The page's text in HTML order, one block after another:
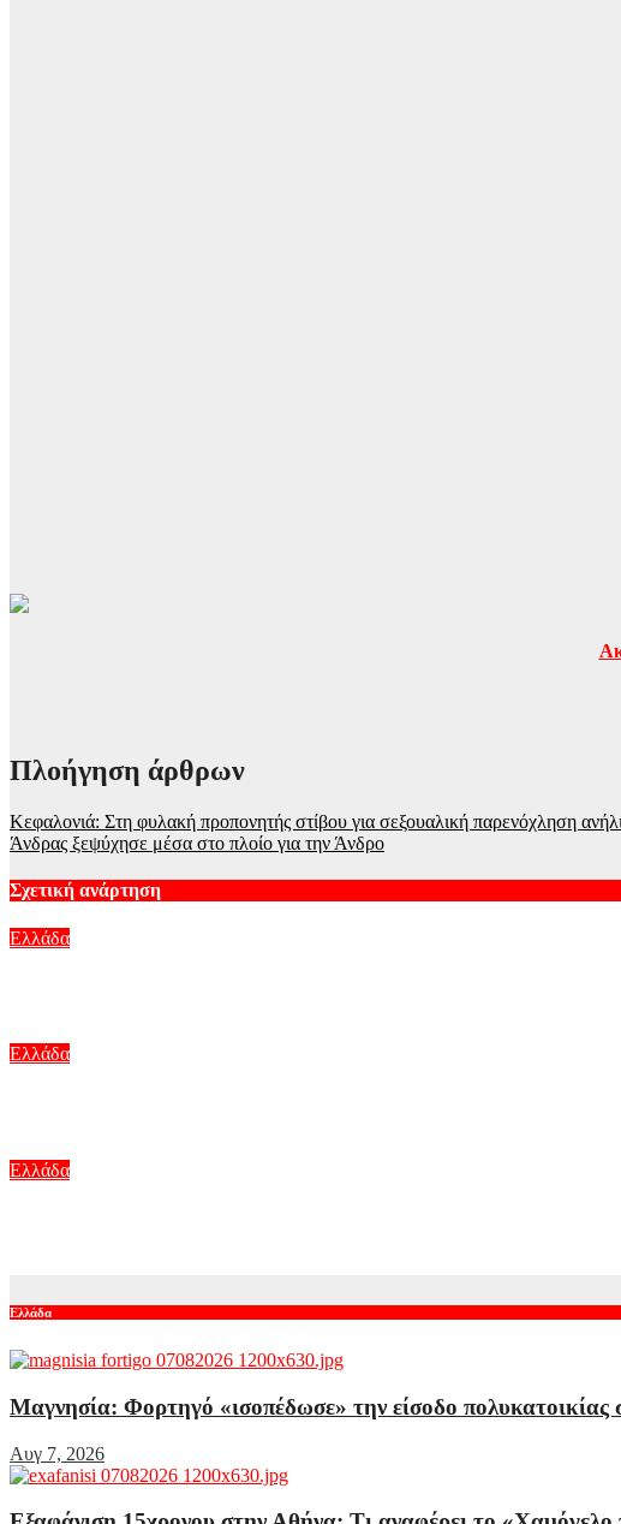
Πλοήγηση άρθρων
Κεφαλονιά: Στη φυλακή προπονητής στίβου για σεξουαλική παρενόχληση
Άνδρας ξεψύχησε μέσα στο πλοίο για την Άνδρο
Σχετική ανάρτηση
Ελλάδα
Ελλάδα
Ελλάδα
Ελλάδα
Μαγνησία: Φορτηγό «ισοπέδωσε» την είσοδο πολυκατοικίας
Αυγ 7, 2026